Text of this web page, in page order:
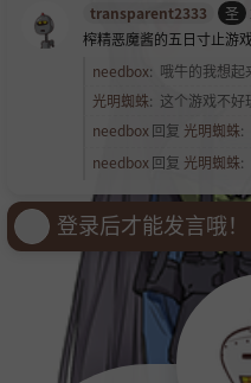
transparent2333 圣
榨精恶魔酱的五日寸止游
needbox: 哦牛的我想起
光明蜘蛛: 这个游戏不好
needbox 回复 光明蜘蛛:
needbox 回复 光明蜘蛛:
登录后才能发言哦！